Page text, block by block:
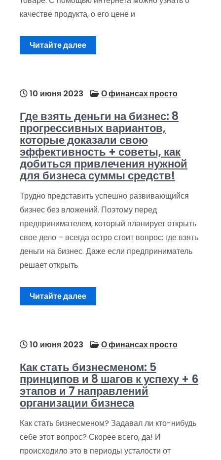
качестве продукта, о его цене и
Читайте далее
10 июня 2023 О финансах просто
Где взять деньги на бизнес: 8
прогрессивных вариантов,
которые доказали свою
эффективность + советы, как
добиться привлечения нужной
для бизнеса суммы средств!
Трудно представить успешно развивающийся
бизнес без вложений. Поэтому перед
предпринимателем, который планирует открыть
свое дело – всегда остро стоит вопрос: где взять
деньги на бизнес. Даже если предприниматель
решает открыть
Читайте далее
10 июня 2023 О финансах просто
Как стать бизнесменом: 5
принципов и 8 шагов к успеху + 6
этапов и 7 направлений
организации бизнеса
Как стать бизнесменом? Задавал ли кто-нибудь
себе этот вопрос? Скорее всего, да! И
происходило это в периоды усталости от